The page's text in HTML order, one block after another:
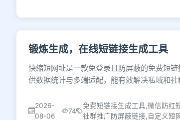
锻炼生成，在线短链接生成工具
快缩短网址是一款免登录且防屏蔽的免费短
供数据统计与多端适配，能有效解决私域和
2026-
08-06
74
免费短链接生成工具,微信防红
社群推广防屏蔽链接,自定义短